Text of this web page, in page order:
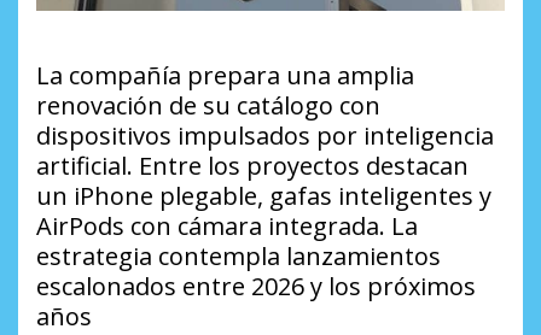
La compañía prepara una amplia
renovación de su catálogo con
dispositivos impulsados por inteligencia
artificial. Entre los proyectos destacan
un iPhone plegable, gafas inteligentes y
AirPods con cámara integrada. La
estrategia contempla lanzamientos
escalonados entre 2026 y los próximos
años